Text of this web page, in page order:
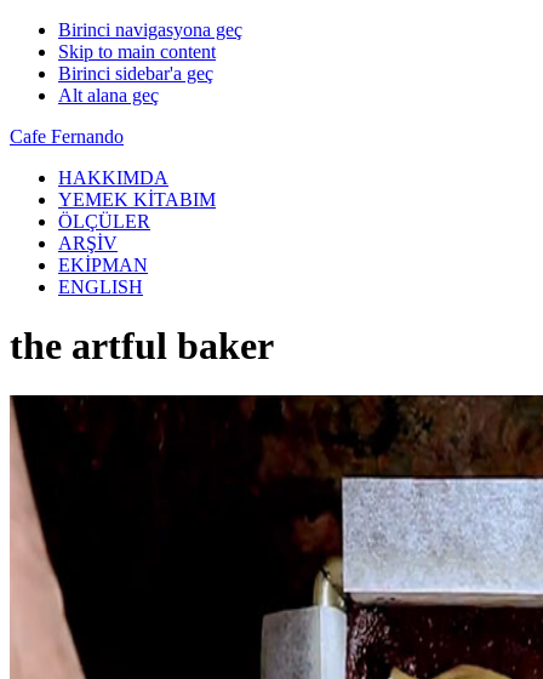
Birinci navigasyona geç
Skip to main content
Birinci sidebar'a geç
Alt alana geç
Cafe Fernando
HAKKIMDA
YEMEK KİTABIM
ÖLÇÜLER
ARŞİV
EKİPMAN
ENGLISH
the artful baker